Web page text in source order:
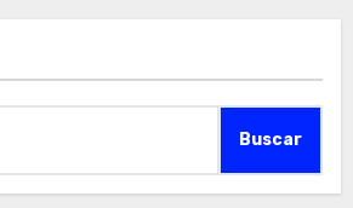
Buscar